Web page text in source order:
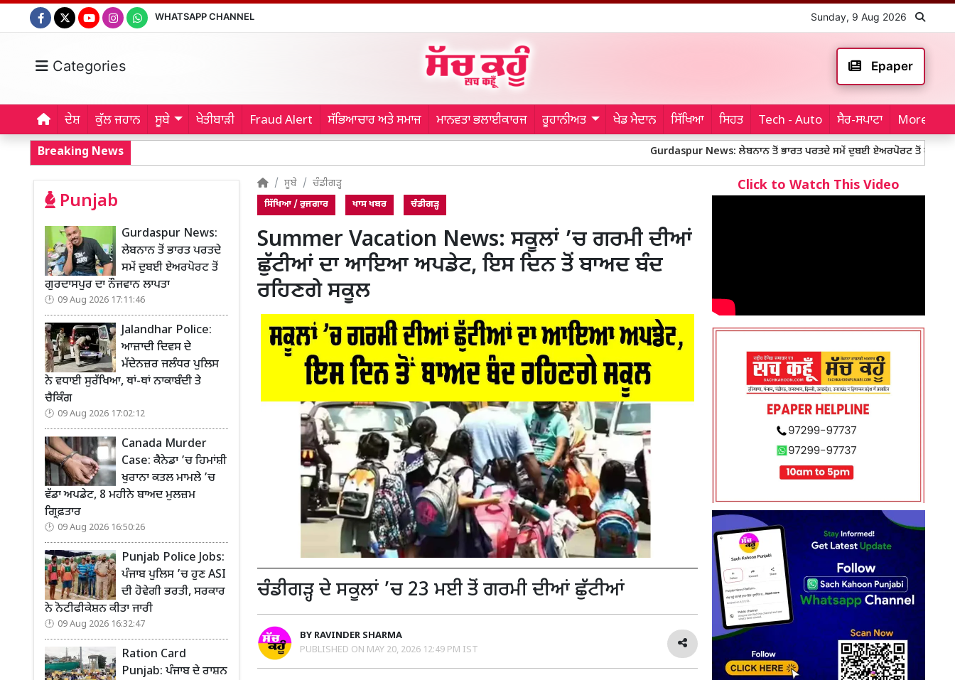
WHATSAPP CHANNEL Sunday, 9 Aug 2026
Categories Epaper
ਦੇਸ਼ ਕੁੱਲ ਜਹਾਨ ਸੂਬੇ ਖੇਤੀਬਾੜੀ Fraud Alert ਸੱਭਿਆਚਾਰ ਅਤੇ ਸਮਾਜ ਮਾਨਵਤਾ ਭਲਾਈਕਾਰਜ ਰੂਹਾਨੀਅਤ ਖੇਡ ਮੈਦਾਨ ਸਿੱਖਿਆ ਸਿਹਤ Tech - Auto ਸੈਰ-ਸਪਾਟਾ More...
Breaking News Gurdaspur News: ਲੇਬਨਾਨ ਤੋਂ ਭਾਰਤ ਪਰਤਦੇ ਸਮੇਂ ਦੁਬਈ ਏਅਰਪੋਰਟ ਤੋਂ ਗੁਰਦਾਸਪੁਰ ਦਾ
Punjab
Gurdaspur News:
ਲੇਬਨਾਨ ਤੋਂ ਭਾਰਤ ਪਰਤਦੇ
ਸਮੇਂ ਦੁਬਈ ਏਅਰਪੋਰਟ ਤੋਂ
ਗੁਰਦਾਸਪੁਰ ਦਾ ਨੌਜਵਾਨ ਲਾਪਤਾ
09 Aug 2026 17:11:46
Jalandhar Police:
ਆਜ਼ਾਦੀ ਦਿਵਸ ਦੇ
ਮੱਦੇਨਜ਼ਰ ਜਲੰਧਰ ਪੁਲਿਸ
ਨੇ ਵਧਾਈ ਸੁਰੱਖਿਆ, ਥਾਂ-ਥਾਂ ਨਾਕਾਬੰਦੀ ਤੇ
ਚੈਕਿੰਗ
09 Aug 2026 17:02:12
Canada Murder
Case: ਕੈਨੇਡਾ ’ਚ ਹਿਮਾਂਸ਼ੀ
ਖੁਰਾਨਾ ਕਤਲ ਮਾਮਲੇ ’ਚ
ਵੱਡਾ ਅਪਡੇਟ, 8 ਮਹੀਨੇ ਬਾਅਦ ਮੁਲਜ਼ਮ
ਗ੍ਰਿਫ਼ਤਾਰ
09 Aug 2026 16:50:26
Punjab Police Jobs:
ਪੰਜਾਬ ਪੁਲਿਸ ’ਚ ਹੁਣ ASI
ਦੀ ਹੋਵੇਗੀ ਭਰਤੀ, ਸਰਕਾਰ
ਨੇ ਨੋਟੀਫੀਕੇਸ਼ਨ ਕੀਤਾ ਜਾਰੀ
09 Aug 2026 16:32:47
Ration Card
Punjab: ਪੰਜਾਬ ਦੇ ਰਾਸ਼ਨ
ਸੂਬੇ ਚੰਡੀਗੜ੍ਹ
ਸਿੱਖਿਆ / ਰੁਜਗਾਰ ਖਾਸ ਖਬਰ ਚੰਡੀਗੜ੍ਹ
Summer Vacation News: ਸਕੂਲਾਂ ’ਚ ਗਰਮੀ ਦੀਆਂ
ਛੁੱਟੀਆਂ ਦਾ ਆਇਆ ਅਪਡੇਟ, ਇਸ ਦਿਨ ਤੋਂ ਬਾਅਦ ਬੰਦ
ਰਹਿਣਗੇ ਸਕੂਲ
ਚੰਡੀਗੜ੍ਹ ਦੇ ਸਕੂਲਾਂ ’ਚ 23 ਮਈ ਤੋਂ ਗਰਮੀ ਦੀਆਂ ਛੁੱਟੀਆਂ
BY RAVINDER SHARMA
PUBLISHED ON MAY 20, 2026 12:49 PM IST
Click to Watch This Video